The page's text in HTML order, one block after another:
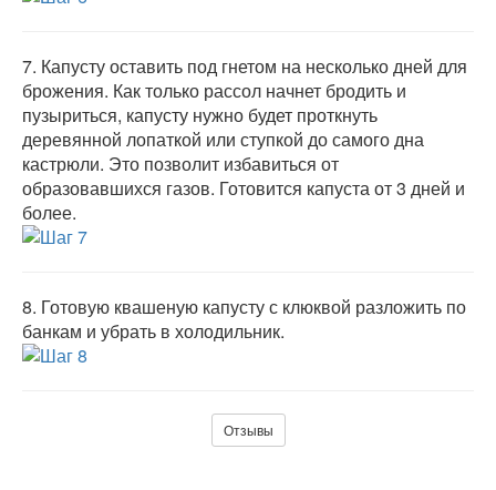
7. Капусту оставить под гнетом на несколько дней для
брожения. Как только рассол начнет бродить и
пузыриться, капусту нужно будет проткнуть
деревянной лопаткой или ступкой до самого дна
кастрюли. Это позволит избавиться от
образовавшихся газов. Готовится капуста от 3 дней и
более.
8. Готовую квашеную капусту с клюквой разложить по
банкам и убрать в холодильник.
Отзывы